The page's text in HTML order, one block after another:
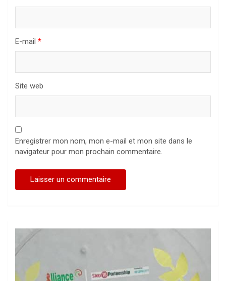
E-mail *
Site web
Enregistrer mon nom, mon e-mail et mon site dans le
navigateur pour mon prochain commentaire.